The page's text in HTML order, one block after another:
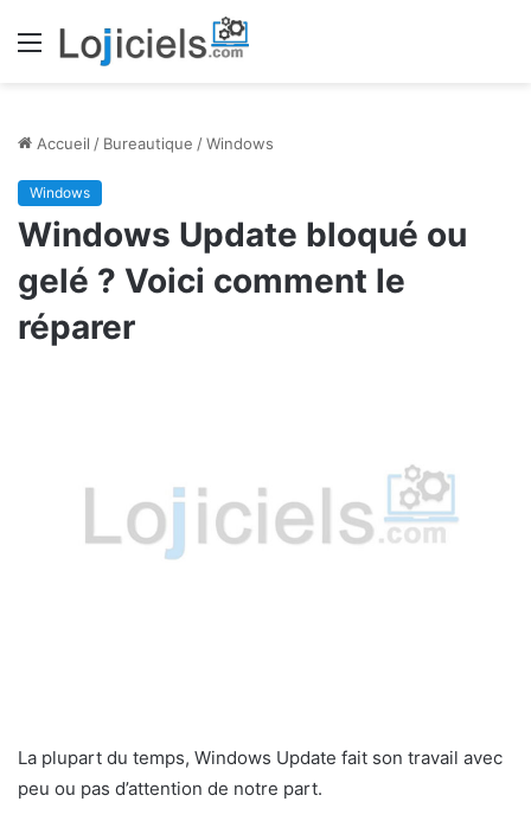
Menu
Accueil / Bureautique /Windows
Windows
Windows Update bloqué ou
gelé ? Voici comment le
réparer
La plupart du temps, Windows Update fait son travail avec
peu ou pas d’attention de notre part.